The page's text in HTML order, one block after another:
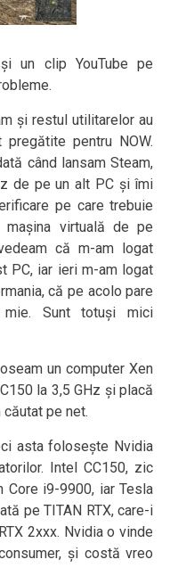
un clip YouTube pe
și restul utilitarelor au
pentru NOW.
când lansam Steam,
de pe un alt PC și îmi
pe care trebuie
virtuală de pe
că m-am logat
PC, iar ieri m-am logat
că pe acolo pare
Sunt totuși mici
un computer Xen
la 3,5 GHz și placă
pe net.
asta folosește Nvidia
Intel CC150, zic
Core i9-9900, iar Tesla
pe TITAN RTX, care-i
2xxx. Nvidia o vinde
și costă vreo